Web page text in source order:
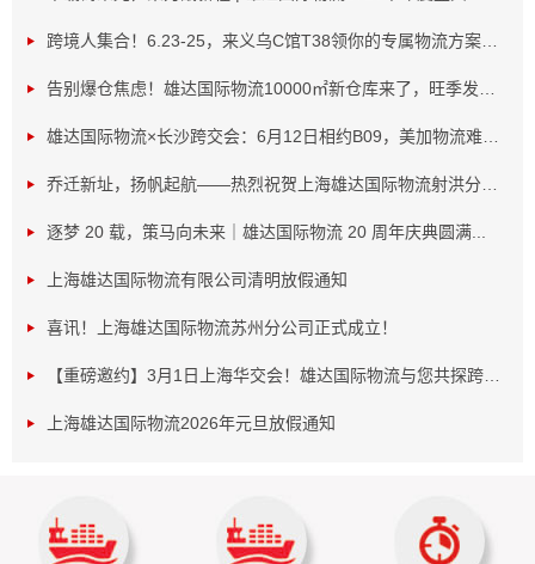
一、Ship Track承运商：物流轨迹全透明，异常预警更安
心
的物流系统与亚马逊后台无缝对接，为卖家提供三大核心价
值：
实时可视化追踪：货物从国内仓库到美国FBA仓的每一
免因信息滞后导致的运营风险。
异常事件预警：系统自动监测运输延迟、海关查验等风
损失。
案例：某服装卖家通过雄达的Ship Track服务，成功
跨境人集合！6.23-25，来义乌C馆T38领你的专属物流方案！...
告别爆仓焦虑！雄达国际物流10000㎡新仓库来了，旺季发货...
雄达国际物流×长沙跨交会：6月12日相约B09，美加物流难题...
乔迁新址，扬帆起航——热烈祝贺上海雄达国际物流射洪分公...
逐梦 20 载，策马向未来｜雄达国际物流 20 周年庆典圆满...
上海雄达国际物流有限公司清明放假通知
喜讯！上海雄达国际物流苏州分公司正式成立！
【重磅邀约】3月1日上海华交会！雄达国际物流与您共探跨境...
上海雄达国际物流2026年元旦放假通知